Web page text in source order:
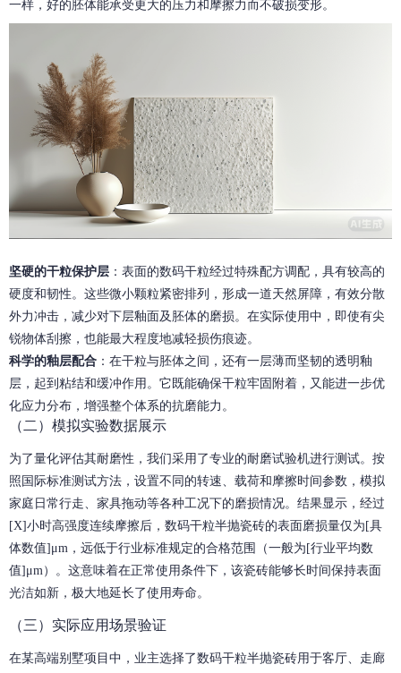
一样，好的胚体能承受更大的压力和摩擦力而不破损变形。
坚硬的干粒保护层 ：表面的数码干粒经过特殊配方调配，具有较高的
硬度和韧性。这些微小颗粒紧密排列，形成一道天然屏障，有效分散
外力冲击，减少对下层釉面及胚体的磨损。在实际使用中，即使有尖
锐物体刮擦，也能最大程度地减轻损伤痕迹。
科学的釉层配合 ：在干粒与胚体之间，还有一层薄而坚韧的透明釉
层，起到粘结和缓冲作用。它既能确保干粒牢固附着，又能进一步优
化应力分布，增强整个体系的抗磨能力。
（二）模拟实验数据展示
为了量化评估其耐磨性，我们采用了专业的耐磨试验机进行测试。按
照国际标准测试方法，设置不同的转速、载荷和摩擦时间参数，模拟
家庭日常行走、家具拖动等各种工况下的磨损情况。结果显示，经过
[X]小时高强度连续摩擦后，数码干粒半抛瓷砖的表面磨损量仅为[具
体数值]μm，远低于行业标准规定的合格范围（一般为[行业平均数
值]μm）。这意味着在正常使用条件下，该瓷砖能够长时间保持表面
光洁如新，极大地延长了使用寿命。
（三）实际应用场景验证
在某高端别墅项目中，业主选择了数码干粒半抛瓷砖用于客厅、走廊